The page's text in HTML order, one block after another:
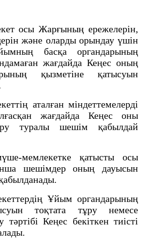
осы Жарғының ережелерiн,
және оларды орындау үшiн
басқа органдарының
жағдайда Кеңес оның
қызметiне қатысуын
аталған мiндеттемелердi
жағдайда Кеңес оны
туралы шешiм қабылдай
мемлекетке қатысты осы
шешiмдер оның дауысын
Ұйым органдарының
тоқтата тұру немесе
тәртiбi Кеңес бекiткен тиiстi